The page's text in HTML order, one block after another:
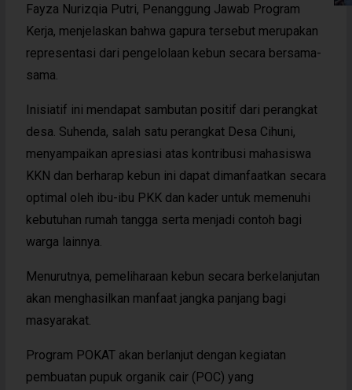
Fayza Nurizqia Putri, Penanggung Jawab Program
Kerja, menjelaskan bahwa gapura tersebut merupakan
representasi dari pengelolaan kebun secara bersama-
sama.
Inisiatif ini mendapat sambutan positif dari perangkat
desa. Suhenda, salah satu perangkat Desa Cihuni,
menyampaikan apresiasi atas kontribusi mahasiswa
KKN dan berharap kebun ini dapat dimanfaatkan secara
optimal oleh ibu-ibu PKK dan kader untuk memenuhi
kebutuhan rumah tangga serta menjadi contoh bagi
warga lainnya.
Menurutnya, pemeliharaan kebun secara berkelanjutan
akan menghasilkan manfaat jangka panjang bagi
masyarakat.
Program POKAT akan berlanjut dengan kegiatan
pembuatan pupuk organik cair (POC) yang